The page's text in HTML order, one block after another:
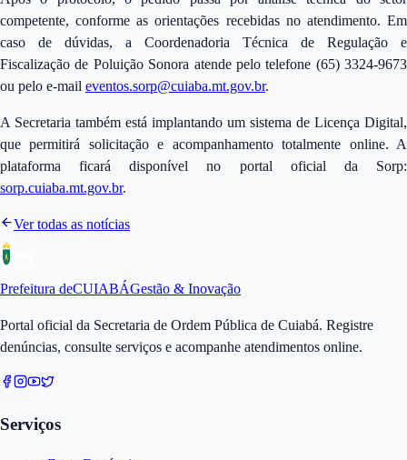
competente, conforme as orientações recebidas no atendimento. Em
caso de dúvidas, a Coordenadoria Técnica de Regulação e
Fiscalização de Poluição Sonora atende pelo telefone (65) 3324-9673
ou pelo e-mail eventos.sorp@cuiaba.mt.gov.br.
A Secretaria também está implantando um sistema de Licença Digital,
que permitirá solicitação e acompanhamento totalmente online. A
plataforma ficará disponível no portal oficial da Sorp:
sorp.cuiaba.mt.gov.br.
Ver todas as notícias
Prefeitura deCUIABÁGestão & Inovação
Portal oficial da Secretaria de Ordem Pública de Cuiabá. Registre
denúncias, consulte serviços e acompanhe atendimentos online.
Serviços